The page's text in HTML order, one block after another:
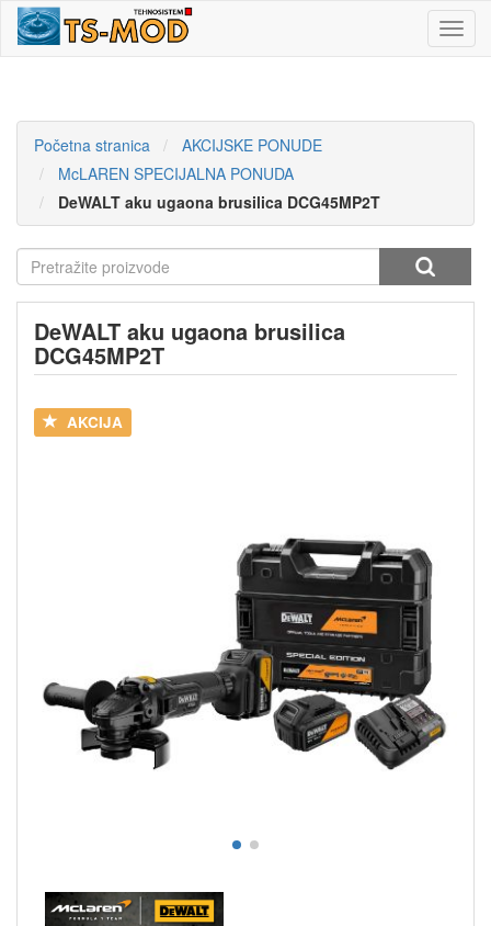
Početna stranica
AKCIJSKE PONUDE
McLAREN SPECIJALNA PONUDA
DeWALT aku ugaona brusilica DCG45MP2T
DeWALT aku ugaona brusilica
DCG45MP2T
AKCIJA